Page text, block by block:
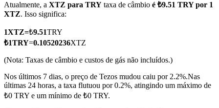
Futuros de USDC
Atualmente, a XTZ para TRY taxa de câmbio é ₺9.51 TRY por 1
XTZ. Isso significa:
1XTZ=₺9.51TRY
₺1TRY=0.10520236XTZ
(Nota: Taxas de câmbio e custos de gás não incluídos.)
Nos últimos 7 dias, o preço de Tezos mudou caiu por 2.2%.Nas
últimas 24 horas, a taxa flutuou por 0.2%, atingindo um máximo de
₺0 TRY e um mínimo de ₺0 TRY.